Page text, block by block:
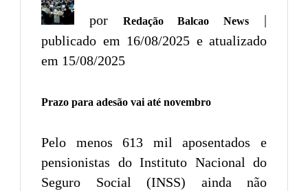
por Redação Balcao News
|
publicado em 16/08/2025 e atualizado
em 15/08/2025
Prazo para adesão vai até novembro
Pelo menos 613 mil aposentados e
pensionistas do Instituto Nacional do
Seguro Social (INSS) ainda não